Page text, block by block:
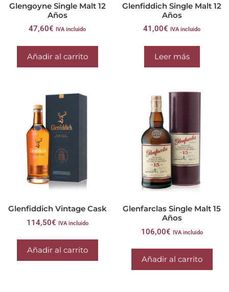
Glengoyne Single Malt 12
Años
47,60€ IVA incluido
Añadir al carrito
Glenfiddich Single Malt 12
Años
41,00€ IVA incluido
Leer más
Glenfiddich Vintage Cask
114,50€ IVA incluido
Añadir al carrito
Glenfarclas Single Malt 15
Años
106,00€ IVA incluido
Añadir al carrito